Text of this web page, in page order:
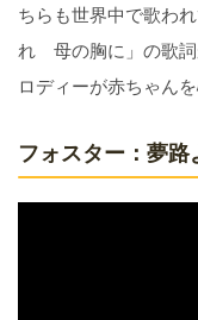
ちらも世界中で歌わ
れ 母の胸に」の歌詞
ロディーが赤ちゃん
フォスター：夢路